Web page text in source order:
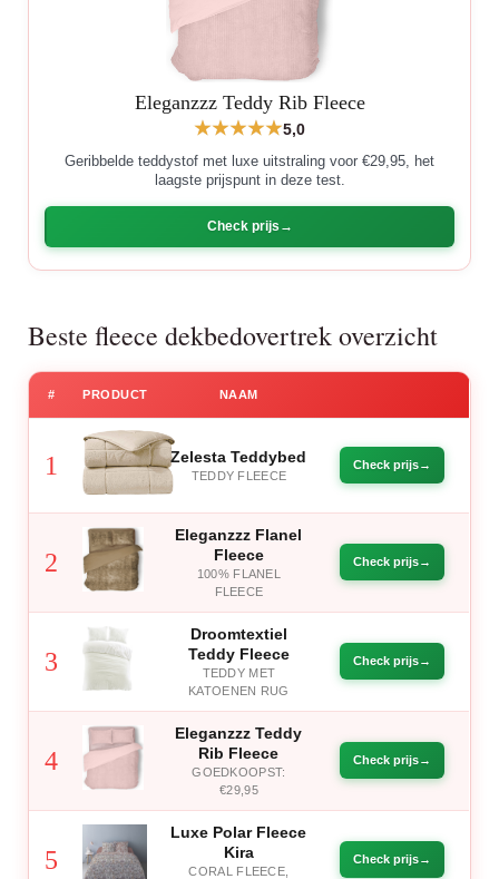
Eleganzzz Teddy Rib Fleece
5,0
Geribbelde teddystof met luxe uitstraling voor €29,95, het
laagste prijspunt in deze test.
Check prijs
Beste fleece dekbedovertrek overzicht
# PRODUCT NAAM
1 Zelesta Teddybed
TEDDY FLEECE
Check prijs
2
Eleganzzz Flanel
Fleece
100% FLANEL
FLEECE
Check prijs
3
Droomtextiel
Teddy Fleece
TEDDY MET
KATOENEN RUG
Check prijs
4
Eleganzzz Teddy
Rib Fleece
GOEDKOOPST:
€29,95
Check prijs
5
Luxe Polar Fleece
Kira
CORAL FLEECE,
Check prijs